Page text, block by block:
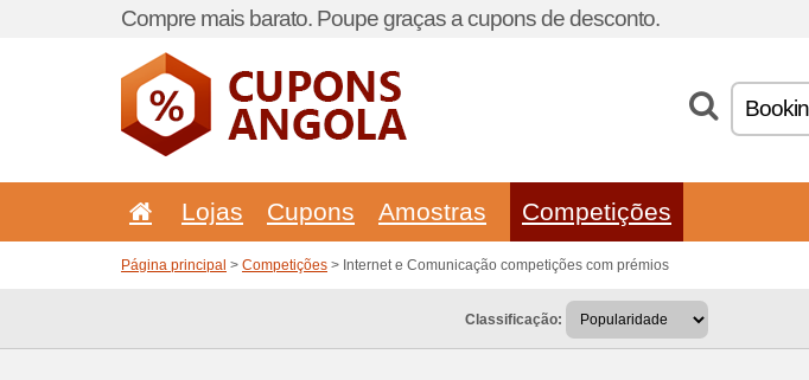
Compre mais barato. Poupe graças a cupons de desconto.
Lojas Cupons Amostras Competições
Página principal > Competições > Internet e Comunicação competições com prémios
Classificação: